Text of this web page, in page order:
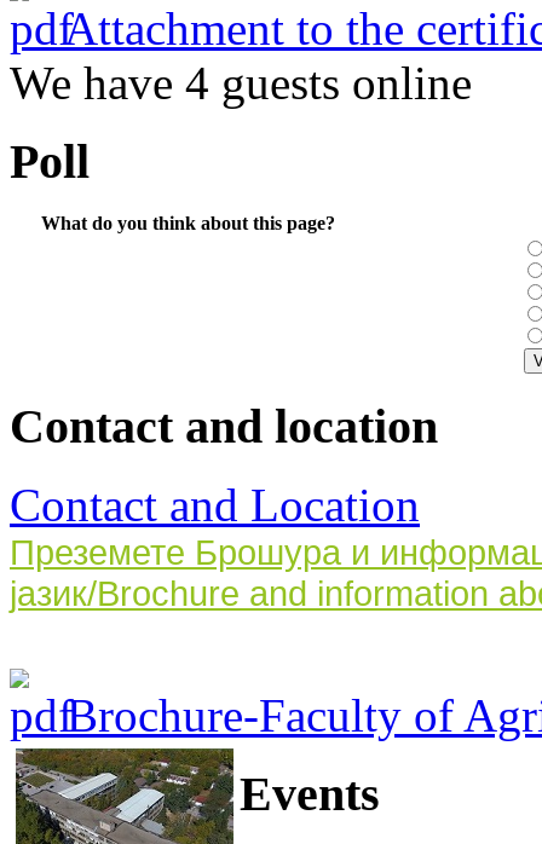
Attachment to the
We have 4 guests online
Poll
What do you think about this page?
Contact and location
Contact and Location
Преземете Брошура и
јазик/Brochure and information
Brochure-Faculty of
Events